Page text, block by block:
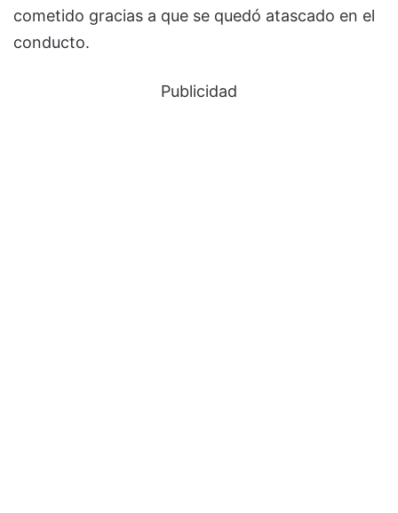
cometido gracias a que se quedó atascado en el
conducto.
Publicidad